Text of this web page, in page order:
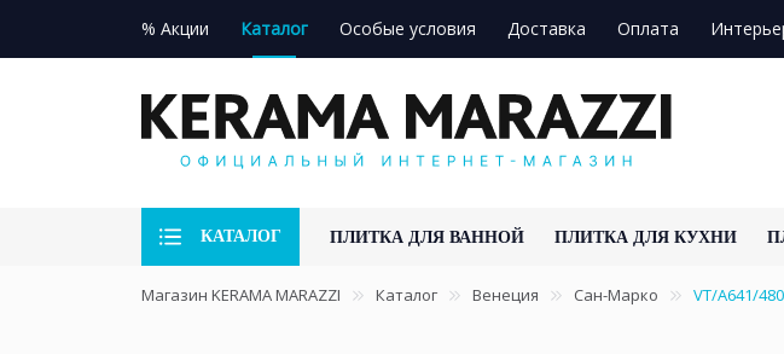
% Акции Каталог Особые условия Доставка Оплата
КАТАЛОГ ПЛИТКА ДЛЯ ВАННОЙ ПЛИТКА ДЛЯ КУХНИ
Магазин KERAMA MARAZZI Каталог Венеция Сан-Марко VT/A641/